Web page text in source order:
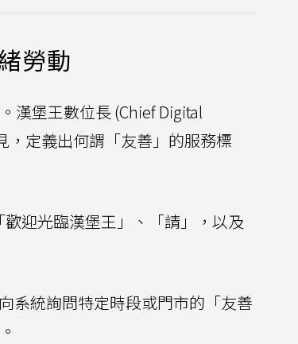
勞動
漢堡王數位長 (Chief Digital
定義出何謂「友善」的服務標
迎光臨漢堡王」、「請」，以及
系統詢問特定時段或門市的「友善